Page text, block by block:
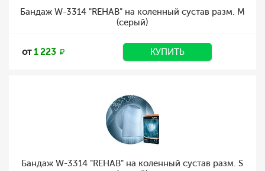
Бандаж W-3314 "REHAB" на коленный сустав разм. M
(серый)
от1 223 КУПИТЬ
Бандаж W-3314 "REHAB" на коленный сустав разм. S